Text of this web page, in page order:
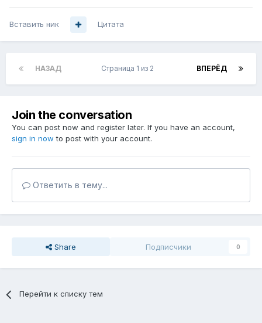
Вставить ник Цитата
НАЗАД ВПЕРЁД
Страница 1 из 2
Join the conversation
You can post now and register later. If you have an account,
sign in now to post with your account.
Ответить в тему...
Share Подписчики 0
Перейти к списку тем